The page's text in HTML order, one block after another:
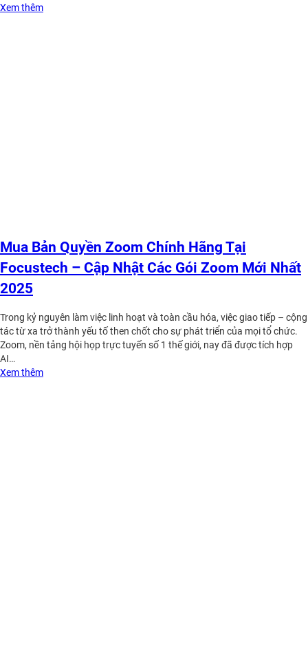
Xem thêm
Mua Bản Quyền Zoom Chính Hãng Tại
Focustech – Cập Nhật Các Gói Zoom Mới Nhất
2025
Trong kỷ nguyên làm việc linh hoạt và toàn cầu hóa, việc giao tiếp – cộng
tác từ xa trở thành yếu tố then chốt cho sự phát triển của mọi tổ chức.
Zoom, nền tảng hội họp trực tuyến số 1 thế giới, nay đã được tích hợp
AI…
Xem thêm